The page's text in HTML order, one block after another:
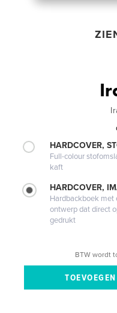
HARDCOVER,
Full-colour
kaft
HARDCOVER,
Hardbackboek met
ontwerp dat direct
gedrukt
BTW wordt